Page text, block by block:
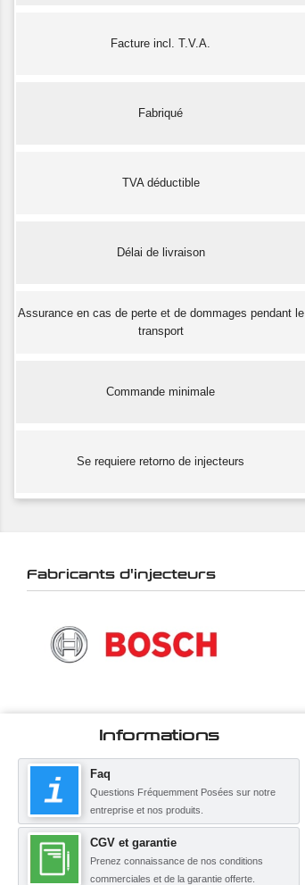
Facture incl. T.V.A.
Fabriqué
TVA déductible
Délai de livraison
Assurance en cas de perte et de dommages pendant le
transport
Commande minimale
Se requiere retorno de injecteurs
Fabricants d'injecteurs
Informations
Faq
Questions Fréquemment Posées sur notre
entreprise et nos produits.
CGV et garantie
Prenez connaissance de nos conditions
commerciales et de la garantie offerte.